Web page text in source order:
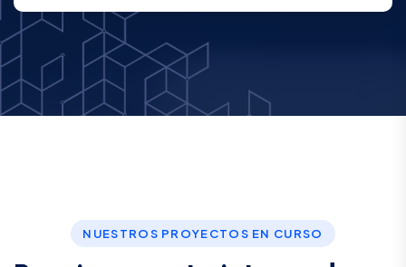
NUESTROS PROYECTOS EN CURSO